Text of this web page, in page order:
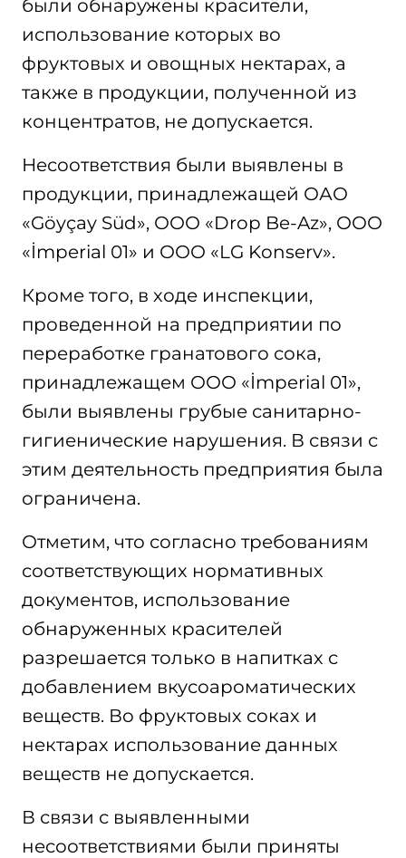
были обнаружены красители,
использование которых во
фруктовых и овощных нектарах, а
также в продукции, полученной из
концентратов, не допускается.
Несоответствия были выявлены в
продукции, принадлежащей ОАО
«Göyçay Süd», ООО «Drop Be-Az», ООО
«İmperial 01» и ООО «LG Konserv».
Кроме того, в ходе инспекции,
проведенной на предприятии по
переработке гранатового сока,
принадлежащем ООО «İmperial 01»,
были выявлены грубые санитарно-
гигиенические нарушения. В связи с
этим деятельность предприятия была
ограничена.
Отметим, что согласно требованиям
соответствующих нормативных
документов, использование
обнаруженных красителей
разрешается только в напитках с
добавлением вкусоароматических
веществ. Во фруктовых соках и
нектарах использование данных
веществ не допускается.
В связи с выявленными
несоответствиями были приняты